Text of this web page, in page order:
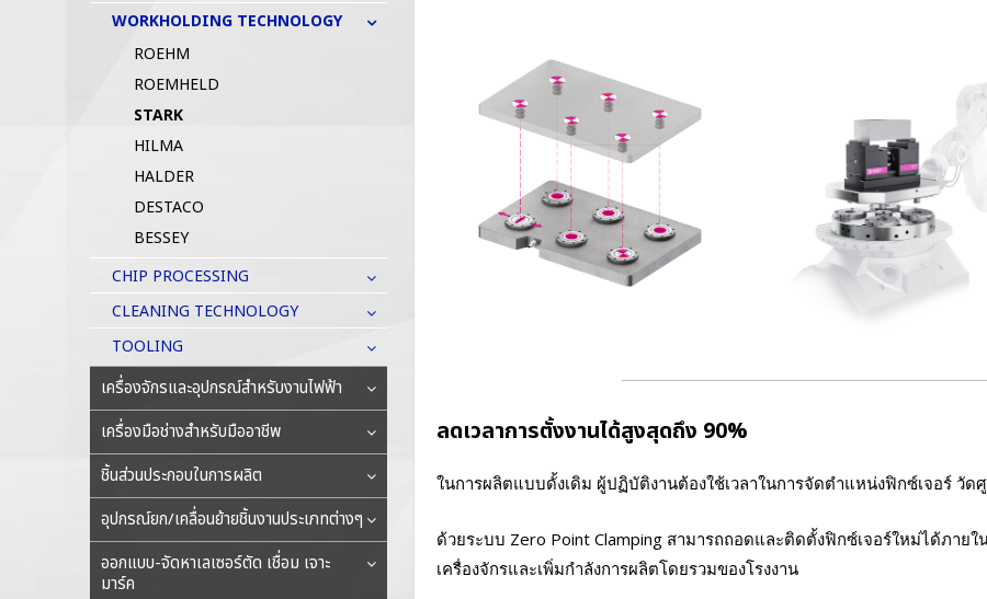
ลดเวลาการตั้งงานได้สูงสุดถึง 90%
ในการผลิตแบบดั้งเดิม ผู้ปฏิบัติงานต้องใช้เวลาในการจัดตำแหน่งฟิกซ์เจอร์ วั
ด้วยระบบ Zero Point Clamping สามารถถอดและติดตั้งฟิกซ์เจอร์ใหม่ได้ภาย
เครื่องจักรและเพิ่มกำลังการผลิตโดยรวมของโรงงาน
WORKHOLDING TECHNOLOGY
ROEHM
ROEMHELD
STARK
HILMA
HALDER
DESTACO
BESSEY
CHIP PROCESSING
CLEANING TECHNOLOGY
TOOLING
เครื่องจักรและอุปกรณ์สำหรับงานไฟฟ้า
เครื่องมือช่างสำหรับมืออาชีพ
ชิ้นส่วนประกอบในการผลิต
อุปกรณ์ยก/เคลื่อนย้ายชิ้นงานประเภทต่างๆ
ออกแบบ-จัดหาเลเซอร์ตัด เชื่อม เจาะ
มาร์ค